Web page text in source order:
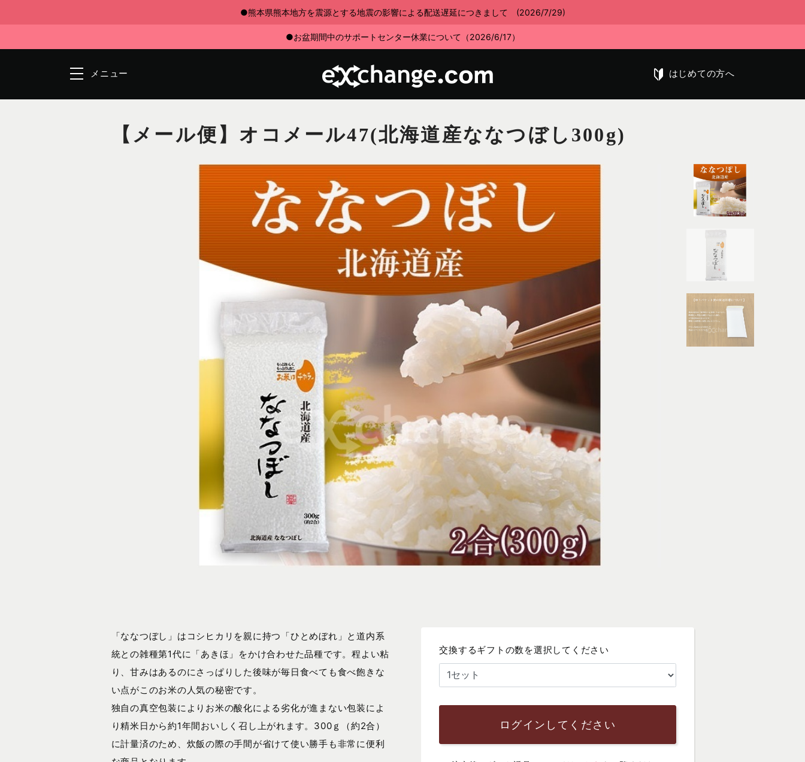
●熊本県熊本地方を震源とする地震の影響による配送遅延につきまして (2026/7/29)
●お盆期間中のサポートセンター休業について（2026/6/17）
メニュー はじめての方へ
【メール便】オコメール47(北海道産ななつぼし300g)
交換するギフトの数を選択してください
ログインしてください
「ななつぼし」はコシヒカリを親に持つ「ひとめぼれ」と道内系
統との雑種第1代に「あきほ」をかけ合わせた品種です。程よい粘
り、甘みはあるのにさっぱりした後味が毎日食べても食べ飽きな
い点がこのお米の人気の秘密です。
独自の真空包装によりお米の酸化による劣化が進まない包装によ
り精米日から約1年間おいしく召し上がれます。300ｇ（約2合）
に計量済のため、炊飯の際の手間が省けて使い勝手も非常に便利